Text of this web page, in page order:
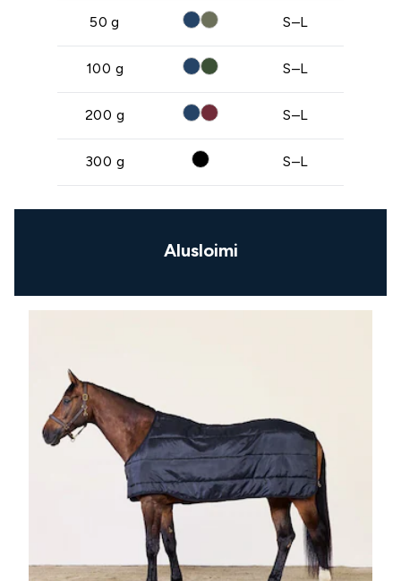
50 g S–L
100 g S–L
200 g S–L
300 g S–L
Alusloimi